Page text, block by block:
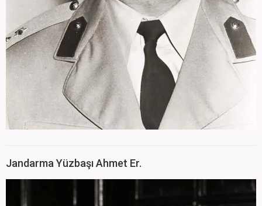
Jandarma Yüzbaşı Ahmet Er.